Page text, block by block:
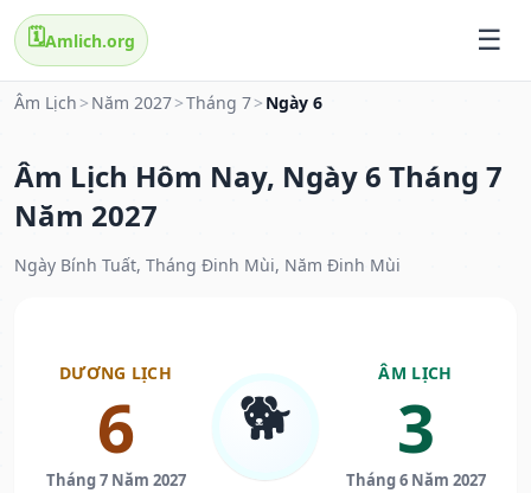
🗓️Amlich.org
Âm Lịch > Năm 2027>Tháng 7> Ngày 6
Âm Lịch Hôm Nay, Ngày 6 Tháng 7
Năm 2027
Ngày Bính Tuất, Tháng Đinh Mùi, Năm Đinh Mùi
DƯƠNG LỊCH
6
Tháng 7 Năm 2027
🐕
ÂM LỊCH
3
Tháng 6 Năm 2027